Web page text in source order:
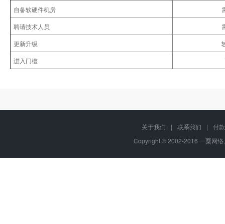
自备软硬件机房
聘请技术人员
更新升级
进入门槛
关于我们 | 联系我们 |
付
Copyright © 2002-2016 一粟网